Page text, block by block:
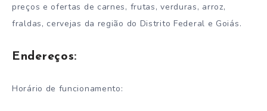
preços e ofertas de carnes, frutas, verduras, arroz,
fraldas, cervejas da região do Distrito Federal e Goiás.
Endereços:
Horário de funcionamento: